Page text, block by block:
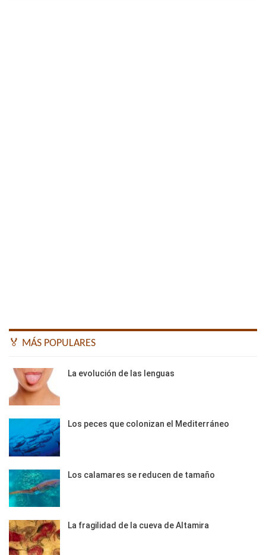
🏅 MÁS POPULARES
La evolución de las lenguas
Los peces que colonizan el Mediterráneo
Los calamares se reducen de tamaño
La fragilidad de la cueva de Altamira